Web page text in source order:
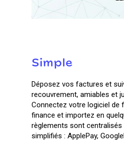
Simple
Déposez vos factures et
recouvrement, amiables et
Connectez votre logiciel de
finance et importez en
règlements sont
simplifiés : ApplePay,